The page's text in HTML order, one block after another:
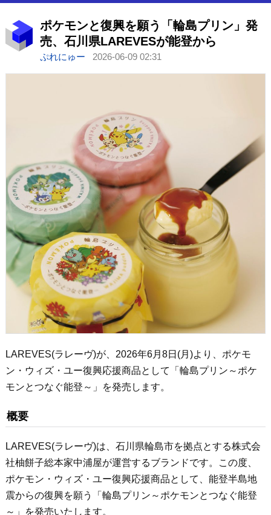
ポケモンと復興を願う「輪島プリン」発
売、石川県LAREVESが能登から
ぷれにゅー 2026-06-09 02:31
LAREVES(ラレーヴ)が、2026年6月8日(月)より、ポケモ
ン・ウィズ・ユー復興応援商品として「輪島プリン～ポケ
モンとつなぐ能登～」を発売します。
概要
LAREVES(ラレーヴ)は、石川県輪島市を拠点とする株式会
社柚餅子総本家中浦屋が運営するブランドです。この度、
ポケモン・ウィズ・ユー復興応援商品として、能登半島地
震からの復興を願う「輪島プリン～ポケモンとつなぐ能登
～」を発売いたします。